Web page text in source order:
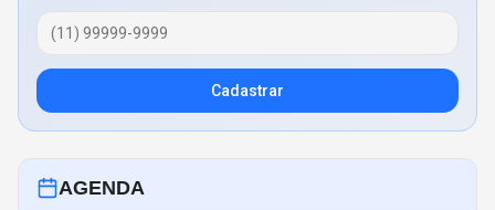
Cadastrar
AGENDA